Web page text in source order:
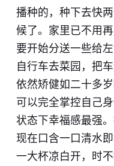
播种的，种下去快
候了。家里已不用
要开始分送一些给
自行车去菜园，把
依然矫健如二十多
可以完全掌控自己
状态下幸福感最强
现在口含一口清水
一大杯凉白开，时